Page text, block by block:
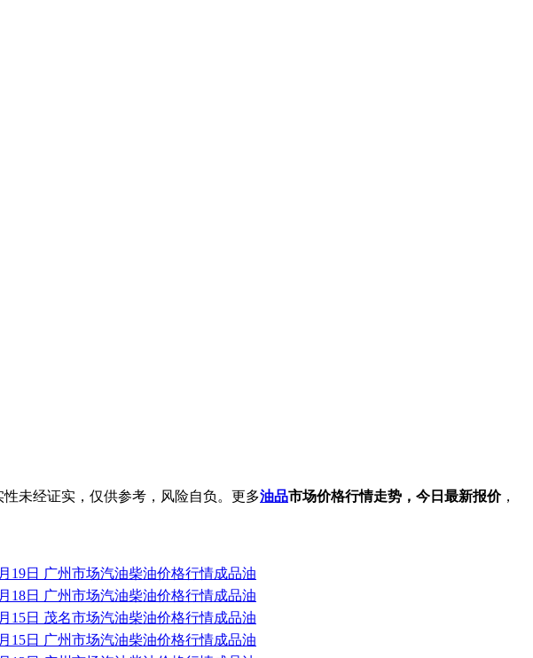
未经证实，仅供参考，风险自负。更多油品市场价格行情走势，今日最新报价，
19日 广州市场汽油柴油价格行情成品油
18日 广州市场汽油柴油价格行情成品油
15日 茂名市场汽油柴油价格行情成品油
15日 广州市场汽油柴油价格行情成品油